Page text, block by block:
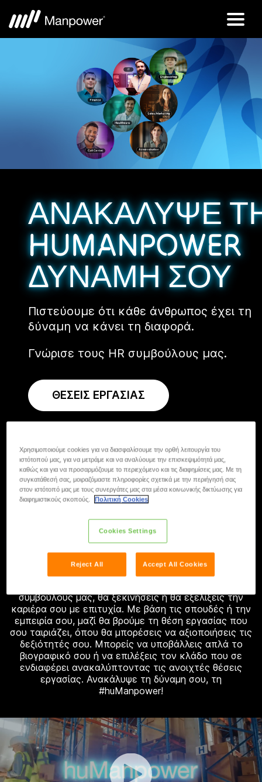
ΑΝΑΚΑΛΥΨΕ
HUMANPOWER
ΔΥΝΑΜΗ ΣΟΥ
Πιστεύουμε ότι κάθε άνθρωπος έχει τη
δύναμη να κάνει τη διαφορά.
Γνώρισε τους HR συμβούλους μας.
ΘΕΣΕΙΣ ΕΡΓΑΣΙΑΣ
ΑΝΑΚΑΛΥΠΤΕΙΣ ΤΗ
ΔΥΝΑΜΗ ΣΟΥ. ΒΡΙΣΚΟΥΜΕ
ΤΗΝ ΚΑΤΑΛΛΗΛΗ ΘΕΣΗ.
συμβούλους μας, θα ξεκινήσεις ή θα εξελίξεις την
καριέρα σου με επιτυχία. Με βάση τις σπουδές ή την
εμπειρία σου, μαζί θα βρούμε τη θέση εργασίας που
σου ταιριάζει, όπου θα μπορέσεις να αξιοποιήσεις τις
δεξιότητές σου. Μπορείς να υποβάλλεις απλά το
βιογραφικό σου ή να επιλέξεις τον κλάδο που σε
ενδιαφέρει ανακαλύπτοντας τις ανοιχτές θέσεις
εργασίας. Ανακάλυψε τη δύναμη σου, τη
#huManpower!
Χρησιμοποιούμε cookies για να διασφαλίσουμε την ορθή λειτουργία του
ιστότοπού μας, για να μετράμε και να αναλύουμε την επισκεψιμότητά μας,
καθώς και για να προσαρμόζουμε το περιεχόμενο και τις διαφημίσεις μας. Με τη
συγκατάθεσή σας, μοιραζόμαστε πληροφορίες σχετικά με την περιήγησή σας
στον ιστότοπό μας με τους συνεργάτες μας στα μέσα κοινωνικής δικτύωσης για
διαφημιστικούς σκοπούς.
Πολιτική Cookies
Cookies Settings
Reject All Accept All Cookies